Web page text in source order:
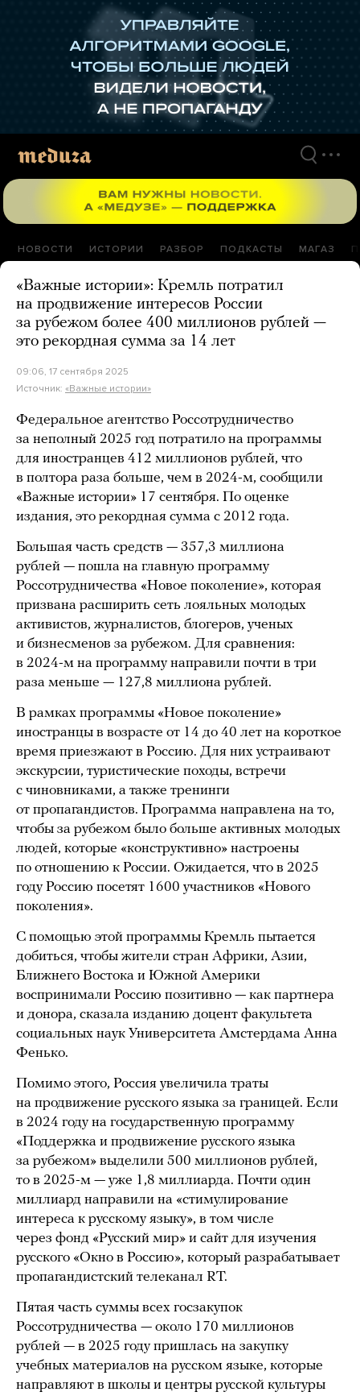
НОВОСТИ ИСТОРИИ РАЗБОР ПОДКАСТЫ МАГАЗ
«Важные истории»: Кремль потратил
на продвижение интересов России
за рубежом более 400 миллионов рублей —
это рекордная сумма за 14 лет
09:06, 17 сентября 2025
Источник: «Важные истории»
Федеральное агентство Россотрудничество
за неполный 2025 год потратило на программы
для иностранцев 412 миллионов рублей, что
в полтора раза больше, чем в 2024-м, сообщили
«Важные истории» 17 сентября. По оценке
издания, это рекордная сумма с 2012 года.
Большая часть средств — 357,3 миллиона
рублей — пошла на главную программу
Россотрудничества «Новое поколение», которая
призвана расширить сеть лояльных молодых
активистов, журналистов, блогеров, ученых
и бизнесменов за рубежом. Для сравнения:
в 2024-м на программу направили почти в три
раза меньше — 127,8 миллиона рублей.
В рамках программы «Новое поколение»
иностранцы в возрасте от 14 до 40 лет на короткое
время приезжают в Россию. Для них устраивают
экскурсии, туристические походы, встречи
с чиновниками, а также тренинги
от пропагандистов. Программа направлена на то,
чтобы за рубежом было больше активных молодых
людей, которые «конструктивно» настроены
по отношению к России. Ожидается, что в 2025
году Россию посетят 1600 участников «Нового
поколения».
С помощью этой программы Кремль пытается
добиться, чтобы жители стран Африки, Азии,
Ближнего Востока и Южной Америки
воспринимали Россию позитивно — как партнера
и донора, сказала изданию доцент факультета
социальных наук Университета Амстердама Анна
Фенько.
Помимо этого, Россия увеличила траты
на продвижение русского языка за границей. Если
в 2024 году на государственную программу
«Поддержка и продвижение русского языка
за рубежом» выделили 500 миллионов рублей,
то в 2025-м — уже 1,8 миллиарда. Почти один
миллиард направили на «стимулирование
интереса к русскому языку», в том числе
через фонд «Русский мир» и сайт для изучения
русского «Окно в Россию», который разрабатывает
пропагандистский телеканал RT.
Пятая часть суммы всех госзакупок
Россотрудничества — около 170 миллионов
рублей — в 2025 году пришлась на закупку
учебных материалов на русском языке, которые
направляют в школы и центры русской культуры